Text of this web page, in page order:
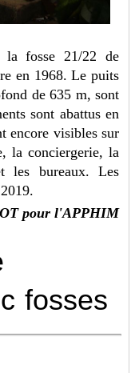
fosse 21/22 de
en 1968. Le puits
de 635 m, sont
sont abattus en
encore visibles sur
la conciergerie, la
les bureaux. Les
pour l'APPHIM
fosses